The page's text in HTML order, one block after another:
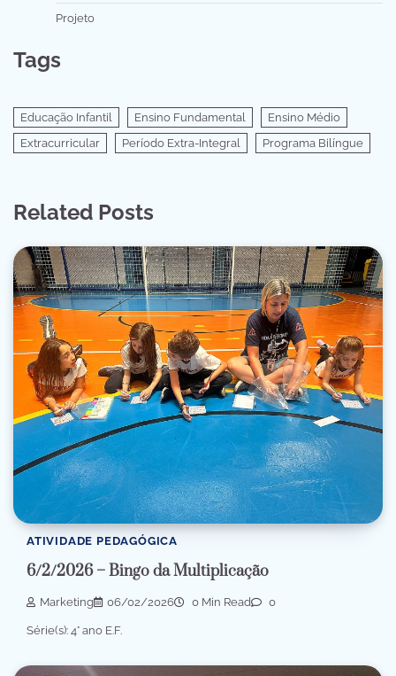
Projeto
Tags
Educação Infantil Ensino Fundamental
Ensino Médio
Extracurricular
Período Extra-Integral Programa Bilíngue
Related Posts
ATIVIDADE PEDAGÓGICA
6/2/2026 – Bingo da Multiplicação
Marketing 06/02/2026 0 Min Read 0
Série(s): 4° ano E.F.